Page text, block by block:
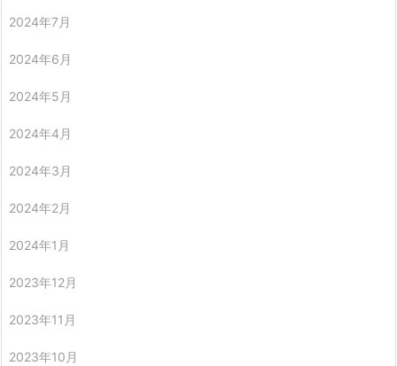
2024年7月
2024年6月
2024年5月
2024年4月
2024年3月
2024年2月
2024年1月
2023年12月
2023年11月
2023年10月